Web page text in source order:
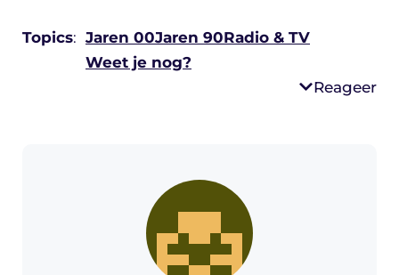
Topics: Jaren 00Jaren 90Radio & TV
Weet je nog?
Reageer